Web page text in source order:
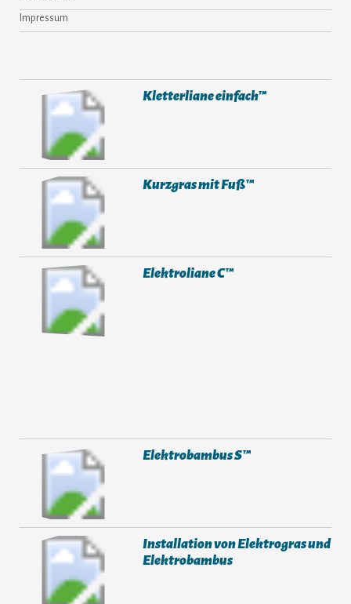
Impressum
Kletterliane einfach™
Kurzgras mit Fuß™
Elektroliane C™
Elektrobambus S™
Installation von Elektrogras und
Elektrobambus